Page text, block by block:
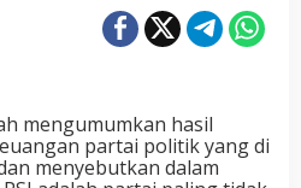
mengumumkan hasil
partai politik yang di
menyebutkan dalam